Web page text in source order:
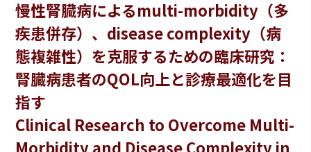
慢性腎臓病によるmulti-morbidity（多
疾患併存）、disease complexity（病
態複雑性）を克服するための臨床研究：
腎臓病患者のQOL向上と診療最適化を目
指す
Clinical Research to Overcome Multi-
Morbidity and Disease Complexity in